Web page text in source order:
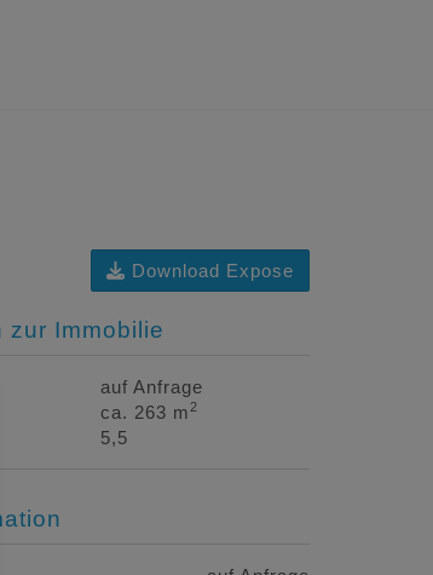
Download Expose
zur Immobilie
auf Anfrage
ca. 263 m2
5,5